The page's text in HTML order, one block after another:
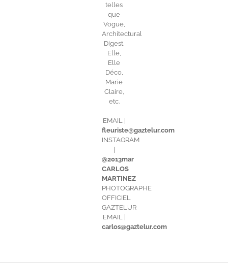
telles
que
Vogue,
Architectural
Digest,
Elle,
Elle
Déco,
Marie
Claire,
etc.
EMAIL |
fleuriste@gaztelur.com
INSTAGRAM
@2013mar
CARLOS
MARTINEZ
PHOTOGRAPHE
OFFICIEL
GAZTELUR
EMAIL |
carlos@gaztelur.com